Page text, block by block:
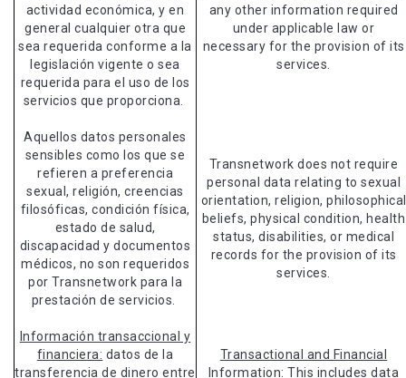
actividad económica, y en
general cualquier otra que
sea requerida conforme a la
legislación vigente o sea
requerida para el uso de los
servicios que proporciona.
any other information required
under applicable law or
necessary for the provision of its
services.
Aquellos datos personales
sensibles como los que se
refieren a preferencia
sexual, religión, creencias
filosóficas, condición física,
estado de salud,
discapacidad y documentos
médicos, no son requeridos
por Transnetwork para la
prestación de servicios.
Transnetwork does not require
personal data relating to sexual
orientation, religion, philosophical
beliefs, physical condition, health
status, disabilities, or medical
records for the provision of its
services.
Información transaccional y
financiera: datos de la
transferencia de dinero entre
Transactional and Financial
Information: This includes data